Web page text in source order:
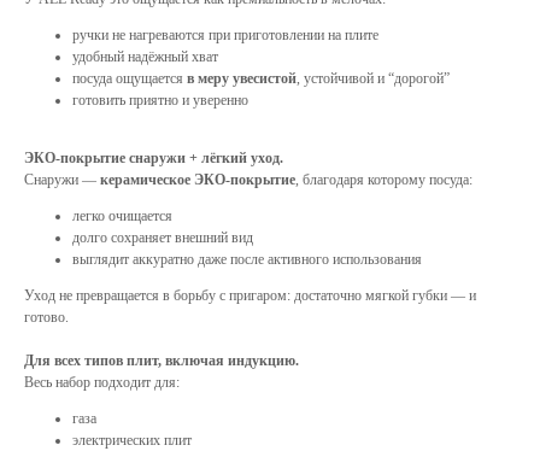
ручки не нагреваются при приготовлении на плите
удобный надёжный хват
посуда ощущается в меру увесистой, устойчивой и “дорогой”
готовить приятно и уверенно
ЭКО-покрытие снаружи + лёгкий уход.
Снаружи — керамическое ЭКО-покрытие, благодаря которому посуда:
легко очищается
долго сохраняет внешний вид
выглядит аккуратно даже после активного использования
Уход не превращается в борьбу с пригаром: достаточно мягкой губки — и
готово.
Для всех типов плит, включая индукцию.
Весь набор подходит для:
газа
электрических плит